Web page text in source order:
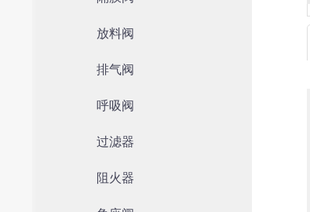
放料阀
排气阀
呼吸阀
过滤器
阻火器